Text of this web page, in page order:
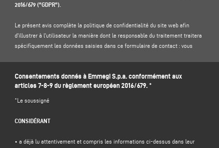
2016/679 ("GDPR").
Le présent avis complète la politique de confidentialité du site web afin
d'illustrer à l'utilisateur la manière dont le responsable du traitement traitera
spécifiquement les données saisies dans ce formulaire de contact : vous
1. CONTRÔLEUR DES DONNÉES ET DÉLÉGUÉ À LA PROTECTION DES DONNÉES
Responsable du traitement : Emmegi S.p.a., en la personne de son
représentant légal pro tempore, dont le siège social est situé Via Archimede,
IVA 01978870366.
adresse électronique :
dpo.voilap@amicadpo.eu
Consentements donnés à Emmegi S.p.a. conformément aux
articles 7-8-9 du règlement européen 2016/679. *
*Le soussigné
CONSIDÉRANT
• a déjà lu attentivement et compris les informations ci-dessus dans leur